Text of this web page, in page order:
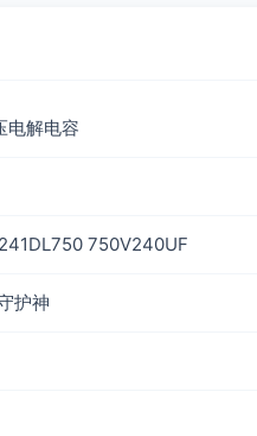
电解电容
750V240UF
护神